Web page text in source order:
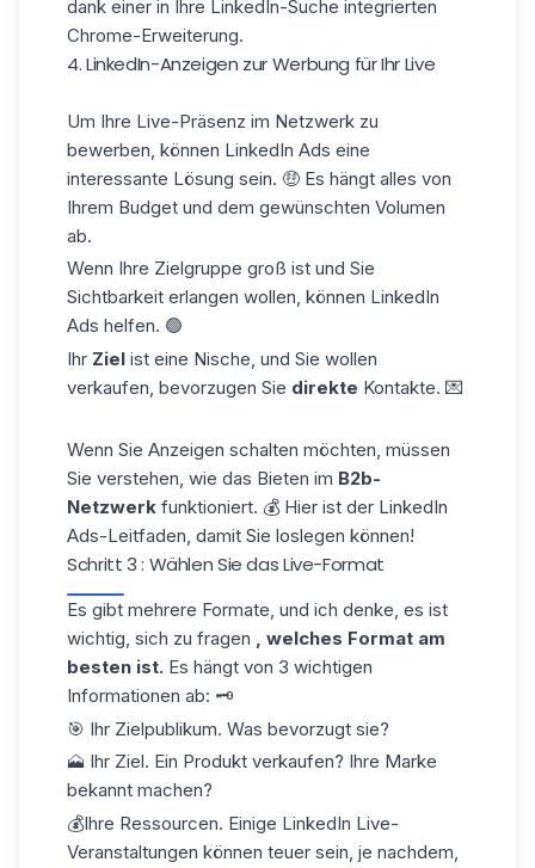
dank einer in Ihre LinkedIn-Suche integrierten
Chrome-Erweiterung.
4. LinkedIn-Anzeigen zur Werbung für Ihr Live
Um Ihre Live-Präsenz im Netzwerk zu
bewerben, können LinkedIn Ads eine
interessante Lösung sein. 🤑 Es hängt alles von
Ihrem Budget und dem gewünschten Volumen
ab.
Wenn Ihre Zielgruppe groß ist und Sie
Sichtbarkeit erlangen wollen, können LinkedIn
Ads helfen. 🟢
Ihr Ziel ist eine Nische, und Sie wollen
verkaufen, bevorzugen Sie direkte Kontakte. 💌
Wenn Sie Anzeigen schalten möchten, müssen
Sie verstehen, wie das Bieten im B2b-
Netzwerk funktioniert. 💰 Hier ist der LinkedIn
Ads-Leitfaden, damit Sie loslegen können!
Schritt 3 : Wählen Sie das Live-Format
Es gibt mehrere Formate, und ich denke, es ist
wichtig, sich zu fragen , welches Format am
besten ist. Es hängt von 3 wichtigen
Informationen ab: 🗝️
🎯 Ihr Zielpublikum. Was bevorzugt sie?
🗻 Ihr Ziel. Ein Produkt verkaufen? Ihre Marke
bekannt machen?
💰Ihre Ressourcen. Einige LinkedIn Live-
Veranstaltungen können teuer sein, je nachdem,